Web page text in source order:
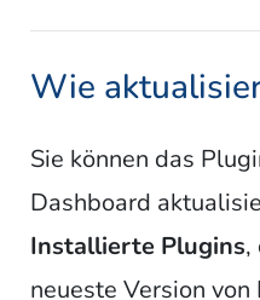
Wie
Sie können das
Dashboard
Installierte Plugins,
neueste Version